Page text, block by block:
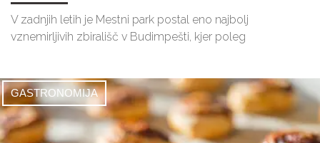
V zadnjih letih je Mestni park postal eno najbolj
vznemirljivih zbirališč v Budimpešti, kjer poleg
GASTRONOMIJA